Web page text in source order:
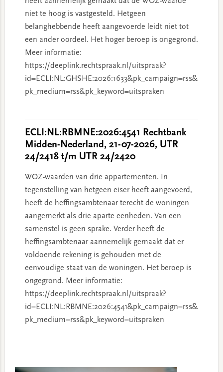
niet te hoog is vastgesteld. Hetgeen
belanghebbende heeft aangevoerde leidt niet tot
een ander oordeel. Het hoger beroep is ongegrond.
Meer informatie:
https://deeplink.rechtspraak.nl/uitspraak?
id=ECLI:NL:GHSHE:2026:1633&pk_campaign=rss&
pk_medium=rss&pk_keyword=uitspraken
ECLI:NL:RBMNE:2026:4541 Rechtbank
Midden-Nederland, 21-07-2026, UTR
24/2418 t/m UTR 24/2420
WOZ-waarden van drie appartementen. In
tegenstelling van hetgeen eiser heeft aangevoerd,
heeft de heffingsambtenaar terecht de woningen
aangemerkt als drie aparte eenheden. Van een
samenstel is geen sprake. Verder heeft de
heffingsambtenaar aannemelijk gemaakt dat er
voldoende rekening is gehouden met de
eenvoudige staat van de woningen. Het beroep is
ongegrond. Meer informatie:
https://deeplink.rechtspraak.nl/uitspraak?
id=ECLI:NL:RBMNE:2026:4541&pk_campaign=rss&
pk_medium=rss&pk_keyword=uitspraken